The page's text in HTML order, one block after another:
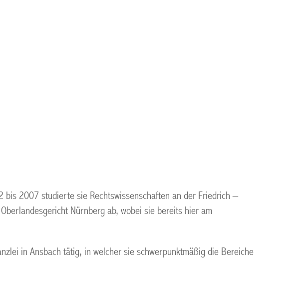
bis 2007 studierte sie Rechtswissenschaften an der Friedrich –
Nürnberg ab, wobei sie bereits hier am
in Ansbach tätig, in welcher sie schwerpunktmäßig die Bereiche